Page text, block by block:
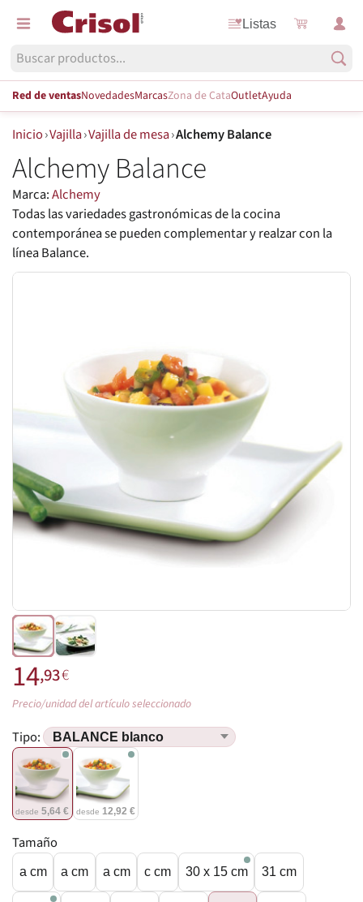
Listas
Red de ventasNovedadesMarcasZona de CataOutletAyuda
Inicio›Vajilla›Vajilla de mesa›Alchemy Balance
Alchemy Balance
Marca:Alchemy
Todas las variedades gastronómicas de la cocina
contemporánea se pueden complementar y realzar con la
línea Balance.
14,93€
Precio/unidad del artículo seleccionado
Tipo:
desde5,64 € desde 12,92 €
Tamaño
a cm a cm a cm c cm 30 x 15 cm 31 cm